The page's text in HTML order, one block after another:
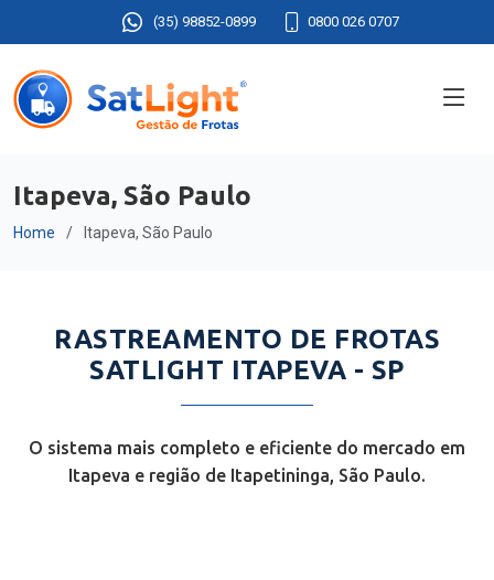
(35) 98852-0899 0800 026 0707
Itapeva, São Paulo
Home Itapeva, São Paulo
RASTREAMENTO DE FROTAS
SATLIGHT ITAPEVA - SP
O sistema mais completo e eficiente do mercado em
Itapeva e região de Itapetininga, São Paulo.